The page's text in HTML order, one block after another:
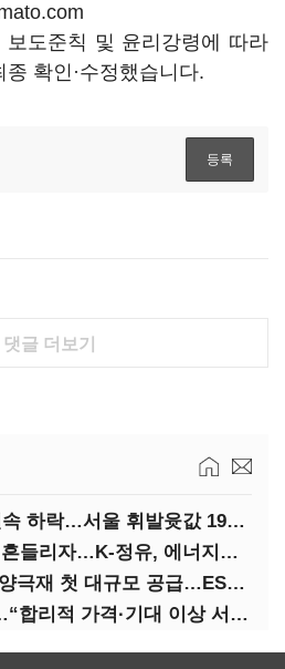
도준칙 및 윤리강령에 따라
확인·수정했습니다.
댓글 더보기
전국 기름값 12주 연속 하락…서울 휘발윳값 1909원
전쟁에 원유 공급망 흔들리자…K-정유, 에너지안보 핵심으로 재부상
포스코퓨처엠, LFP 양극재 첫 대규모 공급…ESS 시장 공략
트리니티항공 출범…“합리적 가격·기대 이상 서비스로 승부”